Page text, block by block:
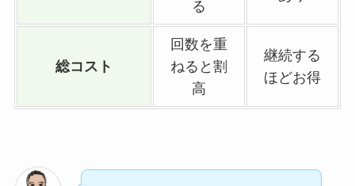
る
総コスト
回数を重
ねると割
高
継続する
ほどお得